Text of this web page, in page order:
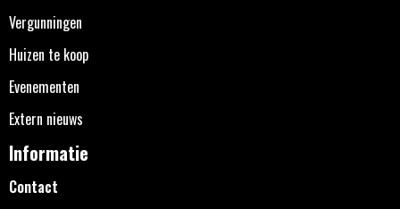
Vergunningen
Huizen te koop
Evenementen
Extern nieuws
Informatie
Contact